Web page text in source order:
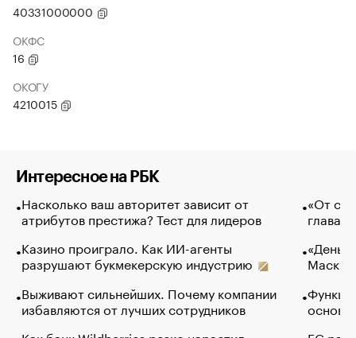
40331000000
ОКФС
16
ОКОГУ
4210015
Интересное на РБК
Насколько ваш авторитет зависит от
атрибутов престижа? Тест для лидеров
Казино проиграло. Как ИИ-агенты
разрушают букмекерскую индустрию
Выживают сильнейших. Почему компании
избавляются от лучших сотрудников
«От
глава
Маск в
основ